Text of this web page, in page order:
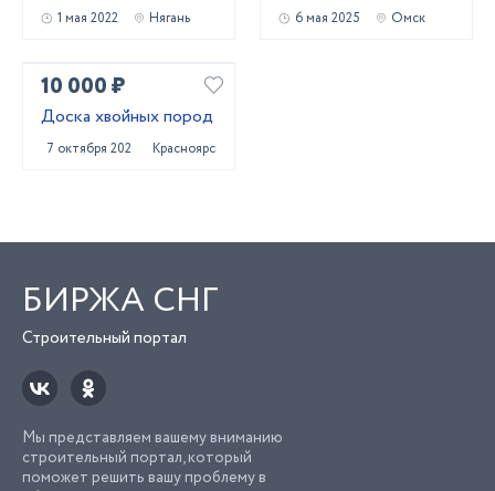
1 мая 2022 Нягань 6 мая 2025 Омск
10 000 ₽
Доска хвойных пород
7 октября 2022 Красноярск
БИРЖА СНГ
Строительный портал
Мы представляем вашему вниманию
строительный портал, который
поможет решить вашу проблему в